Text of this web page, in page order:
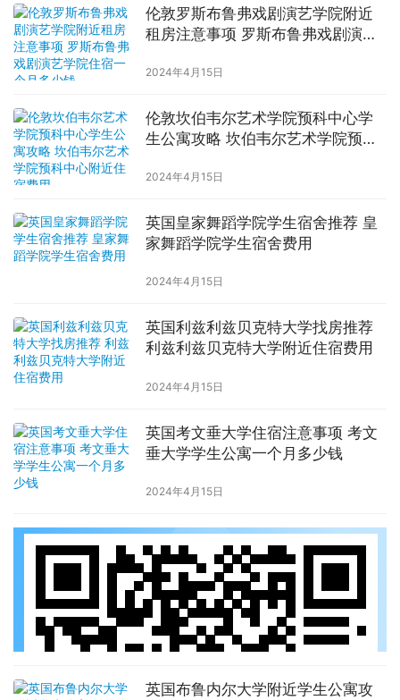
伦敦罗斯布鲁弗戏剧演艺学院附近
租房注意事项 罗斯布鲁弗戏剧演艺
2024年4月15日
伦敦坎伯韦尔艺术学院预科中心学
生公寓攻略 坎伯韦尔艺术学院预科
2024年4月15日
英国皇家舞蹈学院学生宿舍推荐 皇
家舞蹈学院学生宿舍费用
2024年4月15日
英国利兹利兹贝克特大学找房推荐
利兹利兹贝克特大学附近住宿费用
2024年4月15日
英国考文垂大学住宿注意事项 考文
垂大学学生公寓一个月多少钱
2024年4月15日
英国布鲁内尔大学附近学生公寓攻